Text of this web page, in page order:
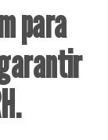
para